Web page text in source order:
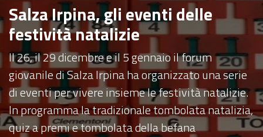
Salza Irpina, gli eventi delle
festività natalizie
Il 26, il 29 dicembre e il 5 gennaio il forum
giovanile di Salza Irpina ha organizzato una serie
di eventi per vivere insieme le festività natalizie.
In programma la tradizionale tombolata natalizia,
quiz a premi e tombolata della befana